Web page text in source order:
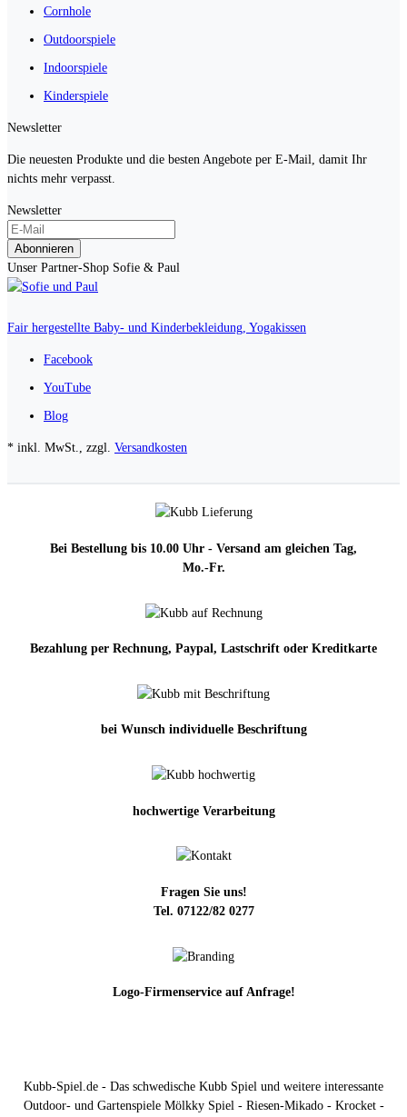
Cornhole
Outdoorspiele
Indoorspiele
Kinderspiele
Newsletter
Die neuesten Produkte und die besten Angebote per E-Mail, damit Ihr
nichts mehr verpasst.
Newsletter
Abonnieren
Unser Partner-Shop Sofie & Paul
Fair hergestellte Baby- und Kinderbekleidung, Yogakissen
Facebook
YouTube
Blog
* inkl. MwSt., zzgl. Versandkosten
Bei Bestellung bis 10.00 Uhr - Versand am gleichen Tag,
Mo.-Fr.
Bezahlung per Rechnung, Paypal, Lastschrift oder Kreditkarte
bei Wunsch individuelle Beschriftung
hochwertige Verarbeitung
Fragen Sie uns!
Tel. 07122/82 0277
Logo-Firmenservice auf Anfrage!
Kubb-Spiel.de - Das schwedische Kubb Spiel und weitere interessante
Outdoor- und Gartenspiele Mölkky Spiel - Riesen-Mikado - Krocket -